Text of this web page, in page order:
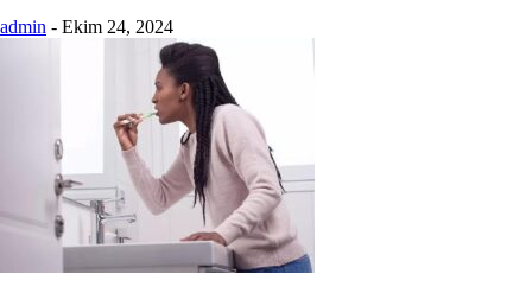
admin - Ekim 24, 2024